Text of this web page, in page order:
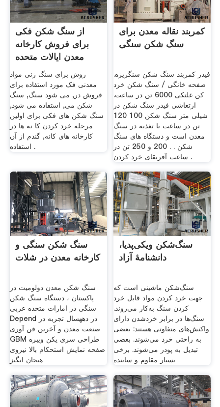
از سنگ شکن فکی
برای فروش کارخانه
معدن ایالات متحده
استفاده
روش برای سنگ زنی مواد
معدنی فک مورد استفاده برای
فروش در, می شود سنگ, سنگ
شکن می, استفاده می شود,
سنگ شکن های فکی برای اولین
مرحله خرد کردن کا نه ها در
کارخانه های کانه, گندم از آن
استفاده .
کمربند نقاله معدن برای
سنگ شکن سنگی
فیدر کمربند سنگ شکن سنگریزه.
صفحه خانگی / سنگ شکن خرد
کن غلتکی 6000 تن در ساعت.
ارتعاشی فیدر سنگ شکن در
شیلی متر سنگ شکن 100 120
تن در ساعت با تغذیه در سنگ
معدن است و دستگاه های سنگ
شکن . . 200 و 250 تن در
ساعت آفریقای خرد کردن .
سنگ شکن سنگی و
کارخانه معدن در شلات
سنگ شکن معدن دولومیت در
پاکستان ، دستگاه سنگ شکن
سنگی در امارات متحده عربی
Depend در دههسال تجربه در
صنعت معدن و آخرین فن آوری
GBM طراحی سری یکن ویبره
صفحه نمایش استحکام بالا نیروی
هیجان انگیز
سنگ‌شکن ویکی‌پدیا،
دانشنامهٔ آزاد
سنگ‌شکن ماشینی است که
جهت خرد کردن مواد قابل خرد
کردن سنگ به‌کار می‌روند.
سنگ‌ها در برابر خردشدن دارای
واکنش‌های متفاوتی هستند: بعضی
به راحتی خرد می‌شوند. بعضی
تبدیل به پودر می‌شوند. برخی
بسیار مقاوم و ساینده